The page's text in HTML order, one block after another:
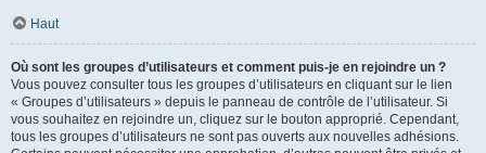
Haut
Où sont les groupes d’utilisateurs et comment puis-je en rejoindre un ?
Vous pouvez consulter tous les groupes d’utilisateurs en cliquant sur le lien
« Groupes d’utilisateurs » depuis le panneau de contrôle de l’utilisateur. Si
vous souhaitez en rejoindre un, cliquez sur le bouton approprié. Cependant,
tous les groupes d’utilisateurs ne sont pas ouverts aux nouvelles adhésions.